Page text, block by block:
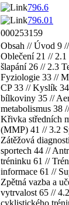
796.6
796.01
000253159
Obsah // Úvod 9
Oblečení 21 // 2.1
šlapání 26 // 2.3
Fyziologie 33 //
CP 33 // Kyslík
bílkoviny 35 //
metabolismus 38
Křivka středních
(MMP) 41 // 3.2
Zátěžová
sportech 44 //
tréninku 61 //
informace 61 //
Zpětná vazba a
vytrvalost 65 //
cyklistického